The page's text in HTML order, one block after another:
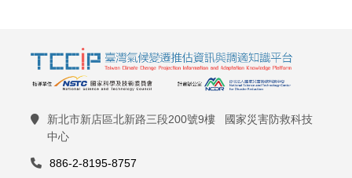
新北市新店區北新路三段200號9樓 國家災害防救科技
中心
886-2-8195-8757